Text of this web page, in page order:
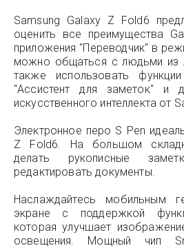
Samsung Galaxy Z Fold6
оценить все преимущества
приложения "Переводчик" в
можно общаться с людьми из
также использовать
"Ассистент для заметок" и
искусственного интеллекта от
Электронное перо S Pen
Z Fold6. На большом
делать рукописные
редактировать документы.
Наслаждайтесь мобильным
экране с поддержкой
которая улучшает
освещения. Мощный чип